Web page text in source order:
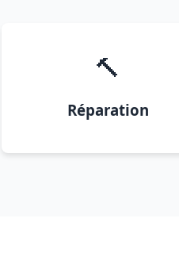
🔨
Réparation